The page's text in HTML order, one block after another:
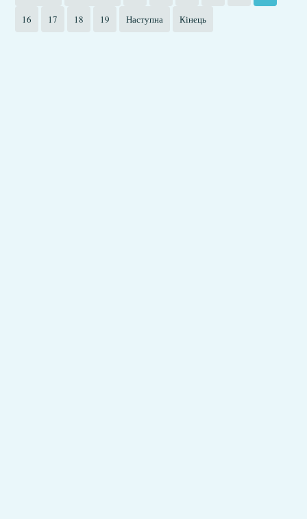
16 17 18 19 Наступна Кінець